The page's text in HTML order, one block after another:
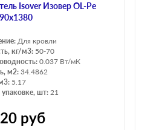
Isover Изовер OL-Pe
Для кровли
кг/м3: 50-70
0.037 Вт/мК
м2:34.4862
5.17
упаковке, шт: 21
руб